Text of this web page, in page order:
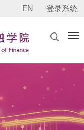
EN 登录系统